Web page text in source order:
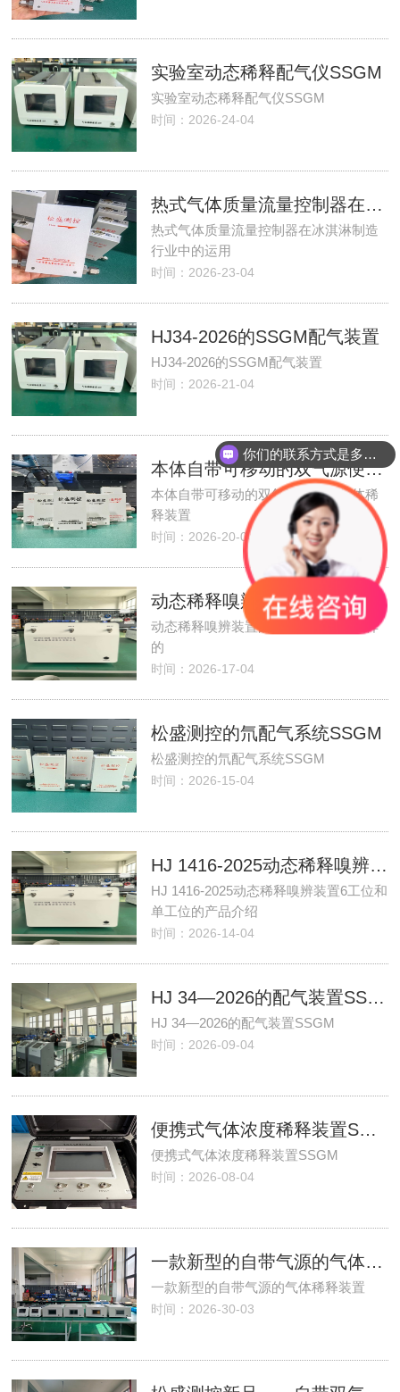
实验室动态稀释配气仪SSGM
实验室动态稀释配气仪SSGM
时间：2026-24-04
热式气体质量流量控制器在冰淇淋制造行业中的运用
热式气体质量流量控制器在冰淇淋制造
行业中的运用
时间：2026-23-04
HJ34-2026的SSGM配气装置
HJ34-2026的SSGM配气装置
时间：2026-21-04
本体自带可移动的双气源便携式气体稀释装置
本体自带可移动的双气源便携式气体稀
释装置
时间：2026-20-04
动态稀释嗅辨装置的使用选型是怎么样的
动态稀释嗅辨装置的使用选型是怎么样
的
时间：2026-17-04
松盛测控的氘配气系统SSGM
松盛测控的氘配气系统SSGM
时间：2026-15-04
HJ 1416-2025动态稀释嗅辨装置6工位和单工位的产品介绍
HJ 1416-2025动态稀释嗅辨装置6工位和
单工位的产品介绍
时间：2026-14-04
HJ 34—2026的配气装置SSGM
HJ 34—2026的配气装置SSGM
时间：2026-09-04
便携式气体浓度稀释装置SSGM
便携式气体浓度稀释装置SSGM
时间：2026-08-04
一款新型的自带气源的气体稀释装置
一款新型的自带气源的气体稀释装置
时间：2026-30-03
你们的联系方式是多少？